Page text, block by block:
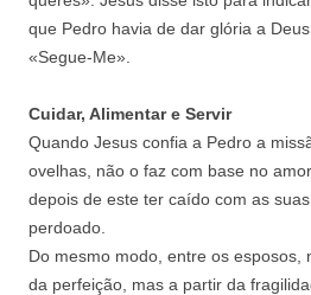
que Pedro havia de dar glória a
«Segue-Me».
Cuidar, Alimentar e Servir
Quando Jesus confia a Pedro a
ovelhas, não o faz com base no
depois de este ter caído com as
perdoado.
Do mesmo modo, entre os esposos,
da perfeição, mas a partir da